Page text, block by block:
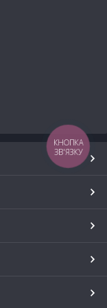
КНОПКА
ЗВ'ЯЗКУ